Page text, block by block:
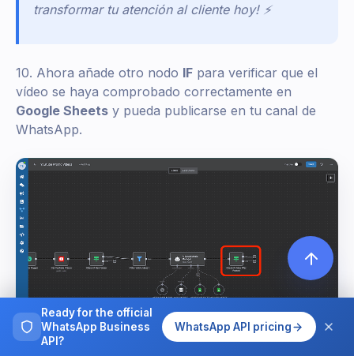
transformar tu atención al cliente hoy! ⚡
10. Ahora añade otro nodo IF para verificar que el
vídeo se haya comprobado correctamente en
Google Sheets y pueda publicarse en tu canal de
WhatsApp.
Ready for the official
WhatsApp Business
API?
WhatsApp API pricing